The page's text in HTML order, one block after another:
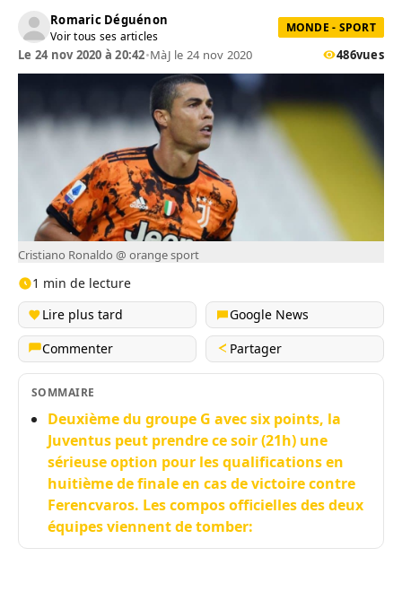
Romaric Déguénon
Voir tous ses articles
MONDE - SPORT
Le 24 nov 2020 à 20:42•MàJ le 24 nov 2020 486vues
Cristiano Ronaldo @ orange sport
1 min de lecture
Lire plus tard
Google News
Commenter
Partager
SOMMAIRE
Deuxième du groupe G avec six points, la
Juventus peut prendre ce soir (21h) une
sérieuse option pour les qualifications en
huitième de finale en cas de victoire contre
Ferencvaros. Les compos officielles des deux
équipes viennent de tomber: